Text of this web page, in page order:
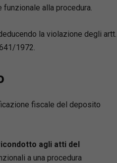
accreditati presso
civile,
COA Napoli
alla procedura.
la violazione degli artt.
1972.
fiscale del deposito
agli atti del
a una procedura